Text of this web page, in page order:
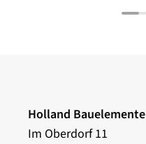
Holland Bauelemente
Im Oberdorf 11